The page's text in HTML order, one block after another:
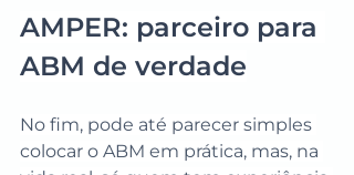
AMPER: parceiro para
ABM de verdade
No fim, pode até parecer simples
colocar o ABM em prática, mas, na